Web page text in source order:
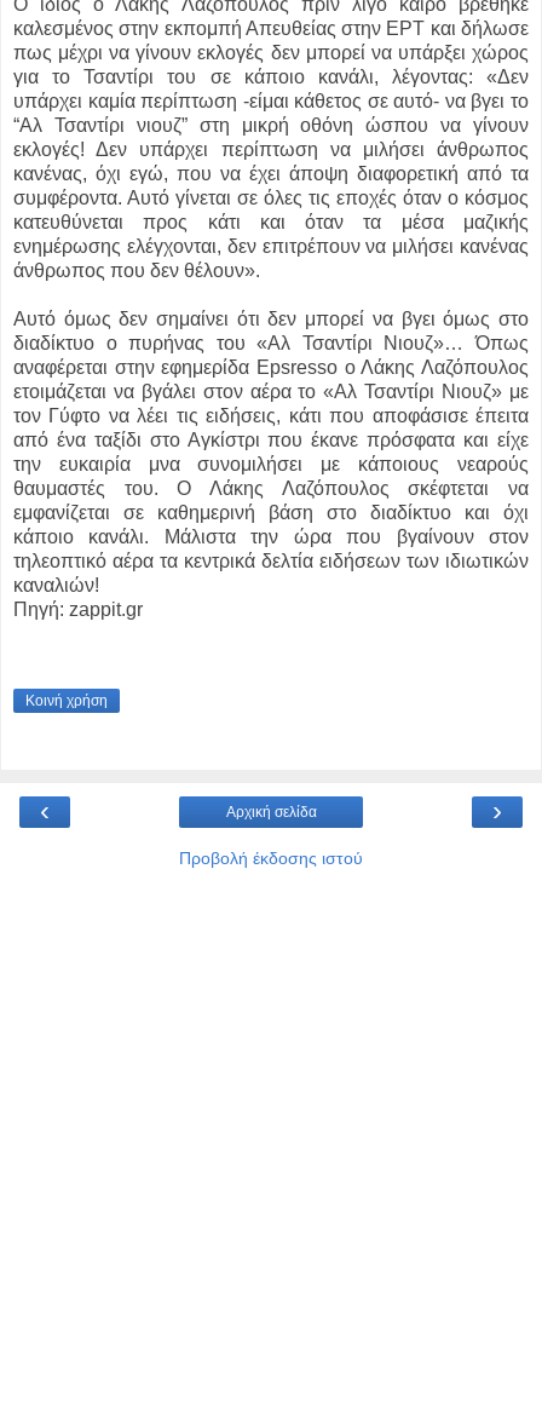
Ο ίδιος ο Λάκης Λαζόπουλος πριν λίγο καιρό βρέθηκε
καλεσμένος στην εκπομπή Απευθείας στην ΕΡΤ και δήλωσε
πως μέχρι να γίνουν εκλογές δεν μπορεί να υπάρξει χώρος
για το Τσαντίρι του σε κάποιο κανάλι, λέγοντας: «Δεν
υπάρχει καμία περίπτωση -είμαι κάθετος σε αυτό- να βγει το
“Αλ Τσαντίρι νιουζ” στη μικρή οθόνη ώσπου να γίνουν
εκλογές! Δεν υπάρχει περίπτωση να μιλήσει άνθρωπος
κανένας, όχι εγώ, που να έχει άποψη διαφορετική από τα
συμφέροντα. Αυτό γίνεται σε όλες τις εποχές όταν ο κόσμος
κατευθύνεται προς κάτι και όταν τα μέσα μαζικής
ενημέρωσης ελέγχονται, δεν επιτρέπουν να μιλήσει κανένας
άνθρωπος που δεν θέλουν».
Αυτό όμως δεν σημαίνει ότι δεν μπορεί να βγει όμως στο
διαδίκτυο ο πυρήνας του «Αλ Τσαντίρι Νιουζ»… Όπως
αναφέρεται στην εφημερίδα Epsresso ο Λάκης Λαζόπουλος
ετοιμάζεται να βγάλει στον αέρα το «Αλ Τσαντίρι Νιουζ» με
τον Γύφτο να λέει τις ειδήσεις, κάτι που αποφάσισε έπειτα
από ένα ταξίδι στο Αγκίστρι που έκανε πρόσφατα και είχε
την ευκαιρία μνα συνομιλήσει με κάποιους νεαρούς
θαυμαστές του. Ο Λάκης Λαζόπουλος σκέφτεται να
εμφανίζεται σε καθημερινή βάση στο διαδίκτυο και όχι
κάποιο κανάλι. Μάλιστα την ώρα που βγαίνουν στον
τηλεοπτικό αέρα τα κεντρικά δελτία ειδήσεων των ιδιωτικών
καναλιών!
Πηγή: zappit.gr
Κοινή χρήση
‹ ›
Αρχική σελίδα
Προβολή έκδοσης ιστού